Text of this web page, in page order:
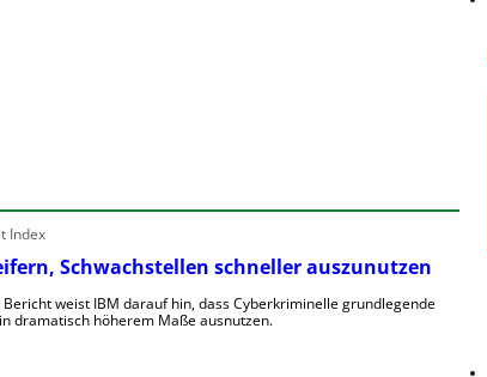
Index
Schwachstellen schneller auszunutzen
weist IBM darauf hin, dass Cyberkriminelle grundlegende
dramatisch höherem Maße ausnutzen.